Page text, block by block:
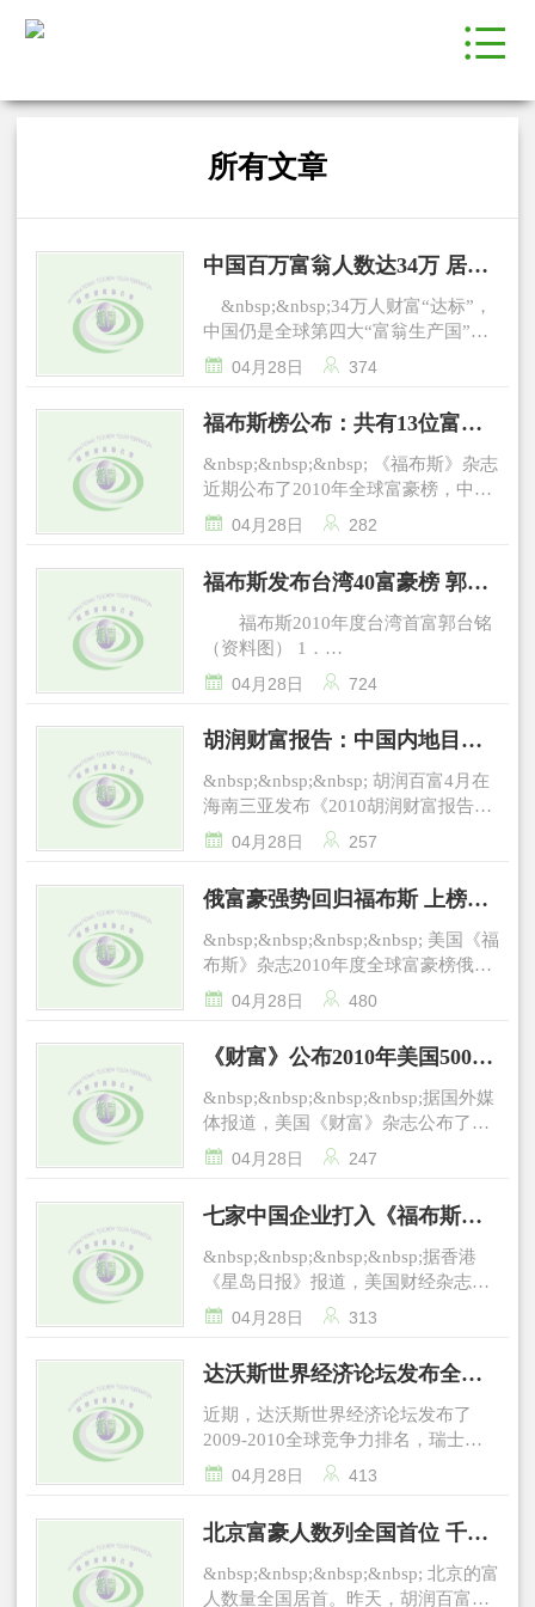
所有文章
中国百万富翁人数达34万 居全
&nbsp;&nbsp;34万人财富“达标”，
中国仍是全球第四大“富翁生产国”。
花旗私人银行日前公布的《2010
财富报告》指出，2009年全球百万富
翁人数较2008年下降一成多。 报
告将拥有100万美元可投资资产的人
士称为高净资产人士，结果显示，尽
翁人数仍然领先全球，日本、英国紧
翁，力压德国名列第四。 在主要
印度和葡萄牙，各减少近四分之一，
之后是中国香港、比利时和俄罗斯，
缩水约五分之一。 中国大陆也未能幸
字居各经济体数据的中间水平。
而智利、哥伦比亚、阿联酋等国的富
翁们“抗打击能力”最强，只有2%的人
士“中招”。 报告解读 中国稳
坐亚洲头把椅 报告称，金融危机
落，调查中几乎所有国家和地区的百
万富翁数量都遭遇了缩水。 报告
称，在亚洲，由中国辐射出的高经济
增长将保证这一地区在未来的统治地
西亚也在应对最近的全球经济衰退中
的表现要好得多。 &nbsp;
 04月28日  374
福布斯榜公布：共有13位富豪
来自浙江
&nbsp;&nbsp;&nbsp; 《福布斯》杂志
近期公布了2010年全球富豪榜，中国
大陆共有64人上榜，人数位列第三，
其中13位富豪来自浙江。
布斯》杂志昨日公布了2010年全球富
豪榜。在这份总计有1011人的榜单
上，中国大陆共有64人上榜，人数位
列第三。此外，与2009年的28人上榜
相比，大陆富豪增幅超一倍，增幅全
哈集团掌门人——宗庆后，以70亿美
大陆首富。此外，该份榜单上，还有
12位富豪来自浙江，在国内风头强
劲。 根据榜单信息，所有上榜人
中国富豪占全球一成 在这份
榜单上，共列出了全世界1011名富豪
的名字，人数远胜去年。其中，美国
以403人的上榜总数排名第一。
榜单中，前三名人选与2008年、2009
年相同，只是顺序发生了变化。来自
墨西哥的电信大亨卡洛斯·斯利姆·埃
卢，以个人资产535亿美元超过比尔·
盖茨，成为新的世界首富。 不
过，最抢眼的来自中国大陆富豪数
榜相比，今年的全球富豪榜上，中国
倍。其中，去年以19亿美元排在榜单
后，此次以70亿美元净资产，位列榜
单第103位；东方希望集团董事长刘
永行以50亿美元紧随其后；苏宁电器
三。 除内地富豪，此次，中国香
18位上榜富豪。若将中国大陆、香港
以及台湾的数字相加，来自中国的富
豪数已占全球的1/10。 上榜浙商
中国首富之外，在本次64位上榜中国
大陆富豪名单中，另有12位富商也是
浙江人，从业内容包括房产、IT、汽
车、服装、食品等。 这其中，宗
 04月28日  282
福布斯发布台湾40富豪榜 郭台
铭59亿美元居榜首
福布斯2010年度台湾首富郭台铭
（资料图） 1．
郭台铭
辜成允 2．
蔡氏兄弟
23、林书鸿 4．
24、郑信义 5．
魏应州
林百里
束崇万 8．
林荣三
28、陈朝传 9．
罗结
 04月28日  724
胡润财富报告：中国内地目前
已有140位百亿富豪
&nbsp;&nbsp;&nbsp; 胡润百富4月在
海南三亚发布《2010胡润财富报告》
(下称《报告》)称，中国内地千万富
豪人数已达87.5万人，相比去年增长
去年增长7.8%。《报告》还显示，中
国内地现在已有1900位十亿富豪和
140位百亿富豪。
布会上分析说，中国内地富豪数量的
指上涨、房价上涨和中国2009年GDP
万富豪主要分为四种类型：商人、高
收入人士(如跨国公司高层)、“炒房
者”和“职业股民”。 以富豪的长期
海三地的千万富豪数量占中国内地的
48%。北京有15.1万位千万富豪和
9400位亿万富豪，排名第一；广东有
14.5万位千万富豪和8200位亿万富
豪，排名第二；上海有12.2万位千万
富豪和7300位亿万富豪，排名第三。
《报告》显示，中国内地千万元级以
上富豪的平均年龄要比国外年轻15
岁，且财富增长的速度更快，主要从
事房地产和制造业。千万级富豪的平
为43岁，财富超过十亿的富豪平均年
51岁。 《报告》显示，中国内地
豪较多来自房地产行业，平均年龄43
 04月28日  257
俄富豪强势回归福布斯 上榜人
&nbsp;&nbsp;&nbsp;&nbsp; 美国《福
布斯》杂志2010年度全球富豪榜俄语
版16日公布,俄罗斯富豪经历2009年的
沉寂后强势回归,上榜人数接近翻番至
槛是10亿美元个人资产。2009年,受全
球金融危机影响,俄罗斯富豪上榜32
人。2010年,尽管俄罗斯经济复苏脚步
据榜单62个席位。 今年的俄罗斯
辛,资产总额从去年的52亿美元跃升至
富、工业大亨米哈伊尔•普罗霍罗夫,
资产总额134亿美元;第三名是米哈伊
尔•弗里德曼,主要涉足石油、金融和
&nbsp;
 04月28日  480
《财富》公布2010年美国500强
排行榜
&nbsp;&nbsp;&nbsp;&nbsp;据国外媒
体报道，美国《财富》杂志公布了
2010年美国500强排行榜，沃尔玛以
4082.14亿美元年销售额位居榜首，埃
和惠普分别排名第七和第十。 排
名美国财富1000强前十位的企业包括
沃尔玛、埃克森美孚、雪佛龙、康
AT&amp;T、福特汽车、摩根大通和
IT企业包括：IBM(第20位)、
(第36位)、时代华纳 (第82位)、百思
买(第45位)、思科(第58位)、英特尔
(第62位)、Sprint Nextel(第67位)、新
罗拉(第位)、亚马逊(第100位)。 美国
财富500强前二十位企业 排名 公司 营
收（百万美元） 利润（百万美元） 1
沃尔玛 408，214.0 14，335.0 2 埃克
 04月28日  247
七家中国企业打入《福布斯》
&nbsp;&nbsp;&nbsp;&nbsp;据香港
《星岛日报》报道，美国财经杂志
《福布斯》(Forbes)周三公布2010年
全球2000家企业排行榜中，有7家中
其中的中国工商银行排第五。排在百
大的日本企业从去年的11家锐减至3
家。 排名中，中国建设银行排第
动第三十八位。至于控则排第八。日
全球汽车销售低迷的影响，日本丰田
为美国金融巨头摩根大通银行，美国
 04月28日  313
达沃斯世界经济论坛发布全球
竞争力排名
近期，达沃斯世界经济论坛发布了
2009-2010全球竞争力排名，瑞士取
代美国排在第一位，美国退居其次。
排名第三到第十位的国家依次是新加
本，加拿大和荷兰。中国在最新的排
名中位居第29位，较上一年提升了一
个位次。印度排名49位，同样比去年
 04月28日  413
北京富豪人数列全国首位 千万
&nbsp;&nbsp;&nbsp;&nbsp; 北京的富
人数量全国居首。昨天，胡润百富在